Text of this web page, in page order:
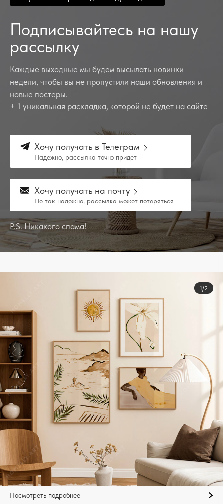
Подписывайтесь на нашу
рассылку
Каждые выходные мы будем высылать новинки
недели, чтобы вы не пропустили наши обновления и
новые постеры.
+ 1 уникальная раскладка, которой не будет на сайте
Хочу получать в Телеграм
Надежно, рассылка точно придет
Хочу получать на почту
Не так надежно, рассылка может потеряться
P.S. Никакого спама!
1/2
Посмотреть подробнее